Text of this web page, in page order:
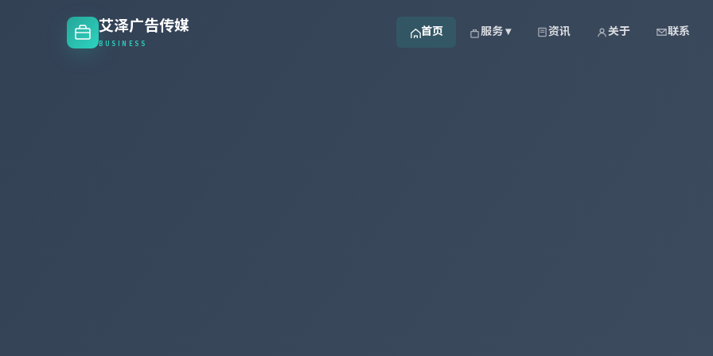
艾泽广告传媒
BUSINESS
首页 服务 ▾ 资讯 关于 联系